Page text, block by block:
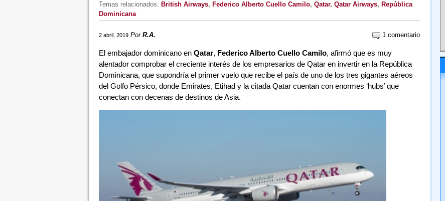
Temas relacionados: British Airways, Federico Alberto Cuello Camilo, Qatar, Qatar Airways, República
Dominicana
2 abril, 2019 Por R.A. 1 comentario
El embajador dominicano en Qatar, Federico Alberto Cuello Camilo, afirmó que es muy
alentador comprobar el creciente interés de los empresarios de Qatar en invertir en la República
Dominicana, que supondría el primer vuelo que recibe el país de uno de los tres gigantes aéreos
del Golfo Pérsico, donde Emirates, Etihad y la citada Qatar cuentan con enormes ‘hubs’ que
conectan con decenas de destinos de Asia.